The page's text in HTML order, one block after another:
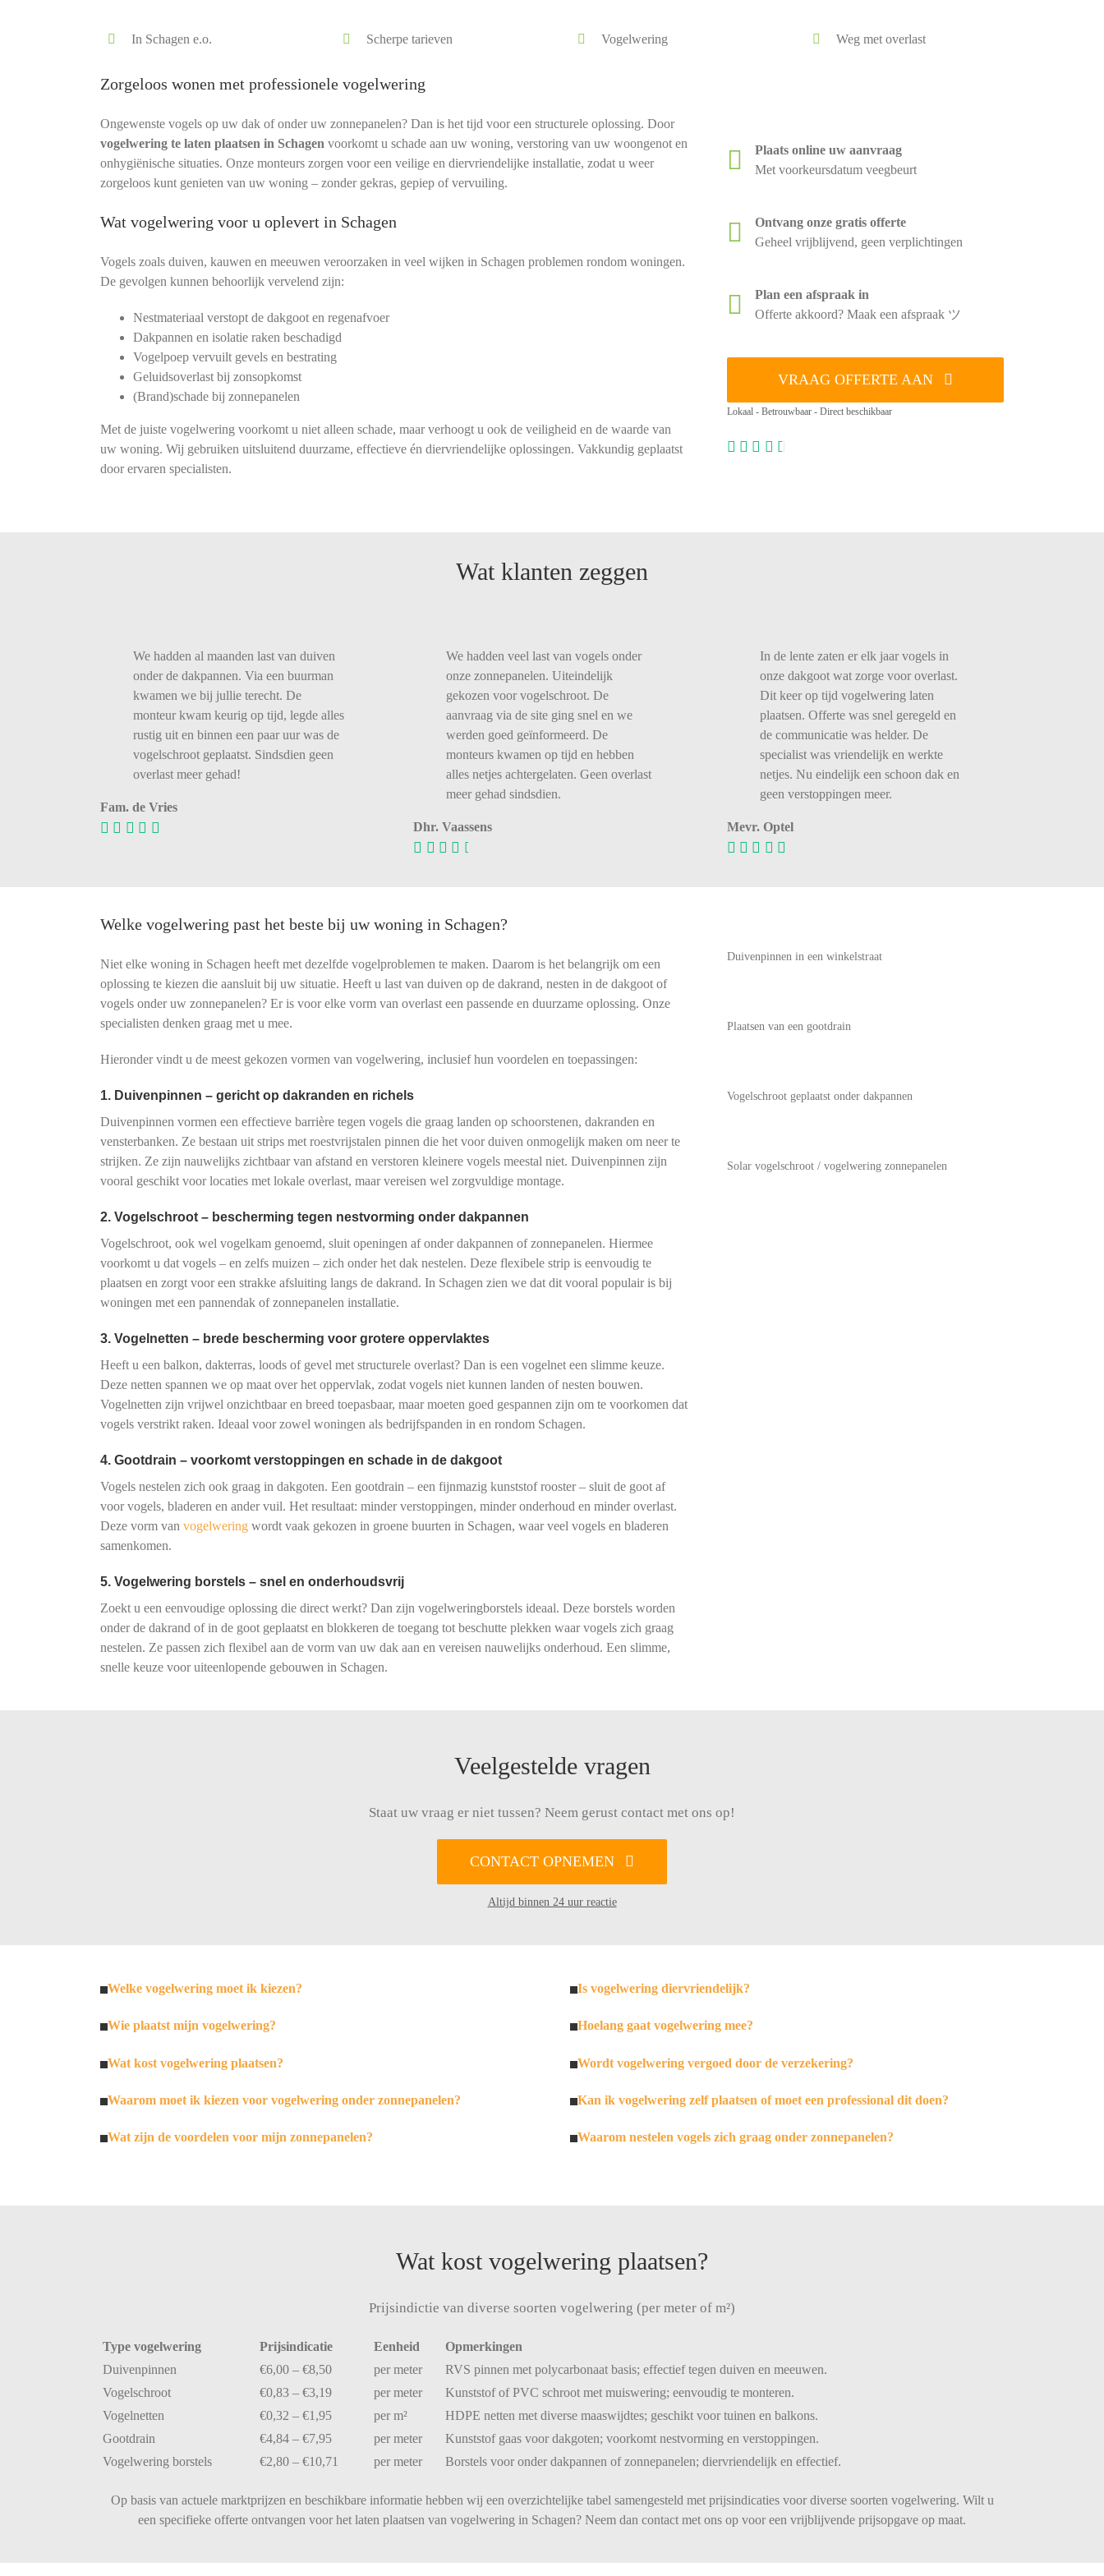
In Schagen e.o. Scherpe tarieven Vogelwering Weg met overlast
Zorgeloos wonen met professionele vogelwering
Ongewenste vogels op uw dak of onder uw zonnepanelen? Dan is het tijd voor een structurele oplossing. Door
vogelwering te laten plaatsen in Schagen voorkomt u schade aan uw woning, verstoring van uw woongenot en
onhygiënische situaties. Onze monteurs zorgen voor een veilige en diervriendelijke installatie, zodat u weer
zorgeloos kunt genieten van uw woning – zonder gekras, gepiep of vervuiling.
Wat vogelwering voor u oplevert in Schagen
Vogels zoals duiven, kauwen en meeuwen veroorzaken in veel wijken in Schagen problemen rondom woningen.
De gevolgen kunnen behoorlijk vervelend zijn:
Nestmateriaal verstopt de dakgoot en regenafvoer
Dakpannen en isolatie raken beschadigd
Vogelpoep vervuilt gevels en bestrating
Geluidsoverlast bij zonsopkomst
(Brand)schade bij zonnepanelen
Met de juiste vogelwering voorkomt u niet alleen schade, maar verhoogt u ook de veiligheid en de waarde van
uw woning. Wij gebruiken uitsluitend duurzame, effectieve én diervriendelijke oplossingen. Vakkundig geplaatst
door ervaren specialisten.
Plaats online uw aanvraag
Met voorkeursdatum veegbeurt
Ontvang onze gratis offerte
Geheel vrijblijvend, geen verplichtingen
Plan een afspraak in
Offerte akkoord? Maak een afspraak ツ
VRAAG OFFERTE AAN
Lokaal - Betrouwbaar - Direct beschikbaar
Wat klanten zeggen
We hadden al maanden last van duiven
onder de dakpannen. Via een buurman
kwamen we bij jullie terecht. De
monteur kwam keurig op tijd, legde alles
rustig uit en binnen een paar uur was de
vogelschroot geplaatst. Sindsdien geen
overlast meer gehad!
Fam. de Vries
We hadden veel last van vogels onder
onze zonnepanelen. Uiteindelijk
gekozen voor vogelschroot. De
aanvraag via de site ging snel en we
werden goed geïnformeerd. De
monteurs kwamen op tijd en hebben
alles netjes achtergelaten. Geen overlast
meer gehad sindsdien.
Dhr. Vaassens
In de lente zaten er elk jaar vogels in
onze dakgoot wat zorge voor overlast.
Dit keer op tijd vogelwering laten
plaatsen. Offerte was snel geregeld en
de communicatie was helder. De
specialist was vriendelijk en werkte
netjes. Nu eindelijk een schoon dak en
geen verstoppingen meer.
Mevr. Optel
Welke vogelwering past het beste bij uw woning in Schagen?
Niet elke woning in Schagen heeft met dezelfde vogelproblemen te maken. Daarom is het belangrijk om een
oplossing te kiezen die aansluit bij uw situatie. Heeft u last van duiven op de dakrand, nesten in de dakgoot of
vogels onder uw zonnepanelen? Er is voor elke vorm van overlast een passende en duurzame oplossing. Onze
specialisten denken graag met u mee.
Hieronder vindt u de meest gekozen vormen van vogelwering, inclusief hun voordelen en toepassingen:
1. Duivenpinnen – gericht op dakranden en richels
Duivenpinnen vormen een effectieve barrière tegen vogels die graag landen op schoorstenen, dakranden en
vensterbanken. Ze bestaan uit strips met roestvrijstalen pinnen die het voor duiven onmogelijk maken om neer te
strijken. Ze zijn nauwelijks zichtbaar van afstand en verstoren kleinere vogels meestal niet. Duivenpinnen zijn
vooral geschikt voor locaties met lokale overlast, maar vereisen wel zorgvuldige montage.
2. Vogelschroot – bescherming tegen nestvorming onder dakpannen
Vogelschroot, ook wel vogelkam genoemd, sluit openingen af onder dakpannen of zonnepanelen. Hiermee
voorkomt u dat vogels – en zelfs muizen – zich onder het dak nestelen. Deze flexibele strip is eenvoudig te
plaatsen en zorgt voor een strakke afsluiting langs de dakrand. In Schagen zien we dat dit vooral populair is bij
woningen met een pannendak of zonnepanelen installatie.
3. Vogelnetten – brede bescherming voor grotere oppervlaktes
Heeft u een balkon, dakterras, loods of gevel met structurele overlast? Dan is een vogelnet een slimme keuze.
Deze netten spannen we op maat over het oppervlak, zodat vogels niet kunnen landen of nesten bouwen.
Vogelnetten zijn vrijwel onzichtbaar en breed toepasbaar, maar moeten goed gespannen zijn om te voorkomen dat
vogels verstrikt raken. Ideaal voor zowel woningen als bedrijfspanden in en rondom Schagen.
4. Gootdrain – voorkomt verstoppingen en schade in de dakgoot
Vogels nestelen zich ook graag in dakgoten. Een gootdrain – een fijnmazig kunststof rooster – sluit de goot af
voor vogels, bladeren en ander vuil. Het resultaat: minder verstoppingen, minder onderhoud en minder overlast.
Deze vorm van vogelweringwordt vaak gekozen in groene buurten in Schagen, waar veel vogels en bladeren
samenkomen.
5. Vogelwering borstels – snel en onderhoudsvrij
Zoekt u een eenvoudige oplossing die direct werkt? Dan zijn vogelweringborstels ideaal. Deze borstels worden
onder de dakrand of in de goot geplaatst en blokkeren de toegang tot beschutte plekken waar vogels zich graag
nestelen. Ze passen zich flexibel aan de vorm van uw dak aan en vereisen nauwelijks onderhoud. Een slimme,
snelle keuze voor uiteenlopende gebouwen in Schagen.
Duivenpinnen in een winkelstraat
Plaatsen van een gootdrain
Vogelschroot geplaatst onder dakpannen
Solar vogelschroot / vogelwering zonnepanelen
Veelgestelde vragen
Staat uw vraag er niet tussen? Neem gerust contact met ons op!
CONTACT OPNEMEN
Altijd binnen 24 uur reactie
Welke vogelwering moet ik kiezen?
Wie plaatst mijn vogelwering?
Wat kost vogelwering plaatsen?
Waarom moet ik kiezen voor vogelwering onder zonnepanelen?
Wat zijn de voordelen voor mijn zonnepanelen?
Is vogelwering diervriendelijk?
Hoelang gaat vogelwering mee?
Wordt vogelwering vergoed door de verzekering?
Kan ik vogelwering zelf plaatsen of moet een professional dit doen?
Waarom nestelen vogels zich graag onder zonnepanelen?
Wat kost vogelwering plaatsen?
Prijsindictie van diverse soorten vogelwering (per meter of m²)
Type vogelwering Prijsindicatie Eenheid
Opmerkingen
Duivenpinnen
€6,00 – €8,50 per meter RVS pinnen met polycarbonaat basis; effectieftegen duiven en meeuwen.
Vogelschroot
€0,83 – €3,19 per meter KunststofofPVC schroot met muiswering; eenvoudig te monteren.
Vogelnetten
€0,32 – €1,95 per m² HDPE netten met diverse maaswijdtes; geschikt voor tuinen en balkons.
Gootdrain
€4,84 – €7,95 per meter Kunststof gaas voor dakgoten; voorkomt nestvorming en verstoppingen.
Vogelwering borstels €2,80 – €10,71 per meter Borstels voor onder dakpannen ofzonnepanelen; diervriendelijk en effectief.
Op basis van actuele marktprijzen en beschikbare informatie hebben wij een overzichtelijke tabel samengesteld met prijsindicaties voor diverse soorten vogelwering. Wilt u
een specifieke offerte ontvangen voor het laten plaatsen van vogelwering in Schagen? Neem dan contact met ons op voor een vrijblijvende prijsopgave op maat.